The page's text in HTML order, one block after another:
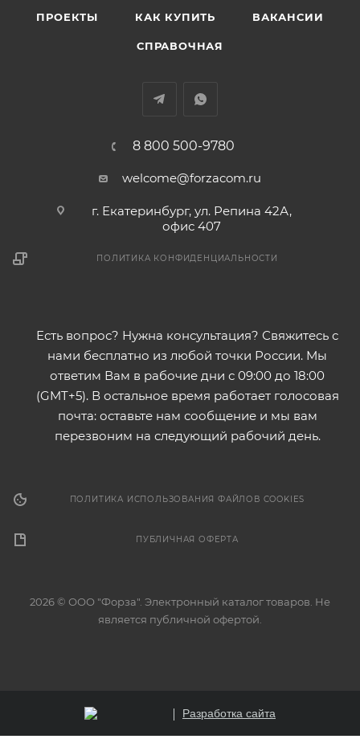
ПРОЕКТЫ КАК КУПИТЬ ВАКАНСИИ
СПРАВОЧНАЯ
8 800 500-9780
welcome@forzacom.ru
г. Екатеринбург, ул. Репина 42А,
офис 407
ПОЛИТИКА КОНФИДЕНЦИАЛЬНОСТИ
Есть вопрос? Нужна консультация? Свяжитесь с
нами бесплатно из любой точки России. Мы
ответим Вам в рабочие дни с 09:00 до 18:00
(GMT+5). В остальное время работает голосовая
почта: оставьте нам сообщение и мы вам
перезвоним на следующий рабочий день.
ПОЛИТИКА ИСПОЛЬЗОВАНИЯ ФАЙЛОВ COOKIES
ПУБЛИЧНАЯ ОФЕРТА
2026 © ООО "Форза". Электронный каталог товаров. Не
является публичной офертой.
Разработка сайта